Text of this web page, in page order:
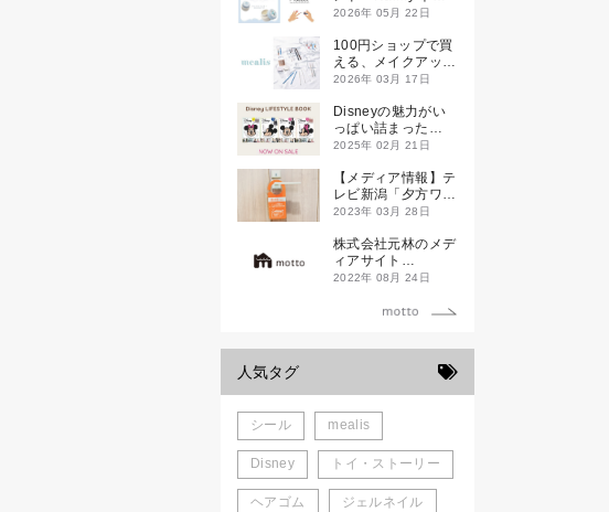
ミィ」が誕生します
2026年 05月 22日
100円ショップで買
える、メイクアップ
ブランド
ス）」誕生。
2026年 03月 17日
Disneyの魅力がい
っぱい詰まった
『Disney
』が2月21日(金)に
新発売！
2025年 02月 21日
【メディア情報】テ
レビ新潟「夕方ワイ
ド新潟一番」
2023年 03月 28日
株式会社元林のメデ
ィアサイト
「motto」がローン
2022年 08月 24日
人気タグ
シール mealis
Disney トイ・ストーリー
ヘアゴム ジェルネイル